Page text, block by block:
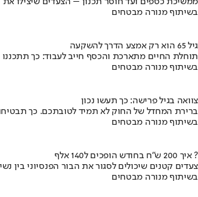
בשיתוף מנורה מבטחים
גיל 65 הוא רק אמצע הדרך להשקעה
תוחלת החיים מתארכת והכסף חייב לעבוד: כך תתכננו
בשיתוף מנורה מבטחים
צוואה בגיל פרישה: כך תעשו נכון
ברירת המחדל של החוק לא תמיד לטובתכם. כך
בשיתוף מנורה מבטחים
איך 200 ש"ח בחודש הופכים ל140 אלף ?
צעדים קטנים שיכולים לסגור את הבור הפנסיוני בין
בשיתוף מנורה מבטחים